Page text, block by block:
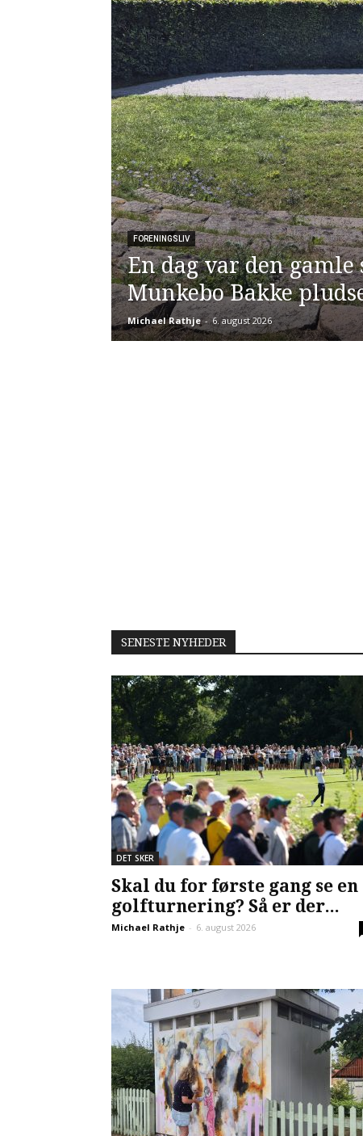
FORENINGSLIV
En dag var den gamle
Munkebo Bakke
Michael Rathje - 6. august 2026
SENESTE NYHEDER
DET SKER
Skal du for første gang se en
golfturnering? Så er der...
Michael Rathje - 6. august 2026